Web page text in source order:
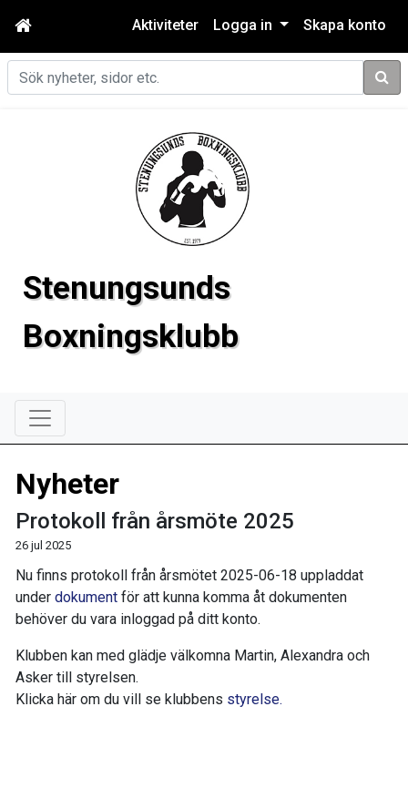
Aktiviteter Logga in Skapa konto
Sök
Stenungsunds
Boxningsklubb
Nyheter
Protokoll från årsmöte 2025
26 jul 2025
Nu finns protokoll från årsmötet 2025-06-18 uppladdat
under dokument för att kunna komma åt dokumenten
behöver du vara inloggad på ditt konto.
Klubben kan med glädje välkomna Martin, Alexandra och
Asker till styrelsen.
Klicka här om du vill se klubbens styrelse.